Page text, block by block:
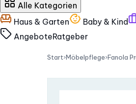
Alle Kategorien
Haus & Garten
Baby & Kind
AngeboteRatgeber
Start›Möbelpflege›Fanola